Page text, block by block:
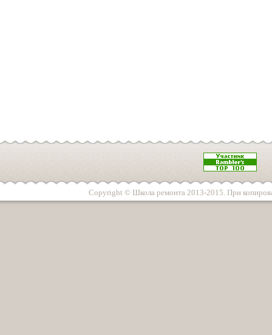
Copyright © Школа ремонта 2013-2015. При